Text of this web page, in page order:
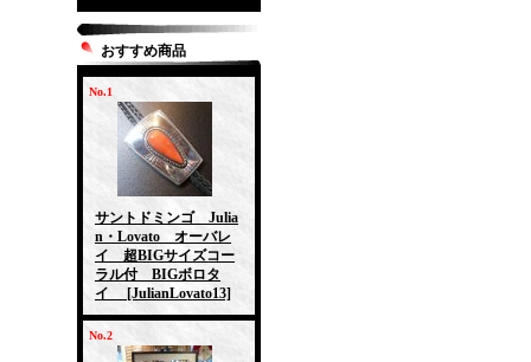
おすすめ商品
No.1
サントドミンゴ Julia
n・Lovato オーバレ
イ 超BIGサイズコー
ラル付 BIGボロタ
イ
[JulianLovato13]
No.2